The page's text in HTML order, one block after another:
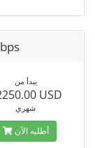
يبدأ من
USD
شهري
أطلبه الآن